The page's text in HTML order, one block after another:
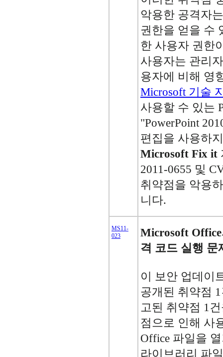
악용한 공격자
권한을 얻을 수
한 사용자 권한
사용자는 관리
용자에 비해 영
Microsoft 기술
사용할 수 있는
"PowerPoint
편집을 사용하
Microsoft Fix it
2011-0655 및
취약점을 악용
니다.
MS11-
023
Microsoft
격 코드 실행 문
이 보안 업데이
공개된 취약점
고된 취약점 1
점으로 인해 사
Office 파일을
라이브러리 파